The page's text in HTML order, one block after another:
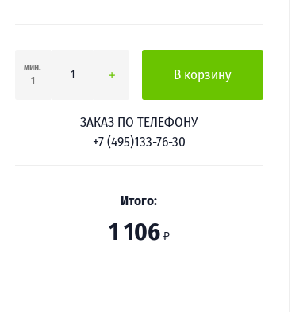
мин.
1
В корзину
ЗАКАЗ ПО ТЕЛЕФОНУ
+7 (495)133-76-30
Итого:
1 106 ₽